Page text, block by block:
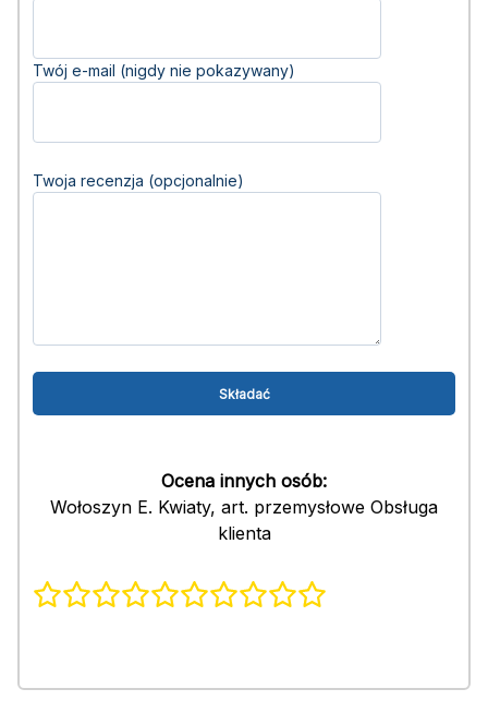
Twój e-mail (nigdy nie pokazywany)
Twoja recenzja (opcjonalnie)
Ocena innych osób:
Wołoszyn E. Kwiaty, art. przemysłowe Obsługa
klienta